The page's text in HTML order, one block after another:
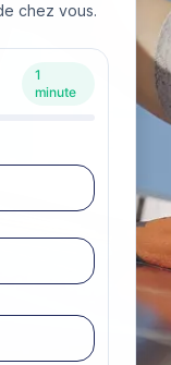
chez vous.